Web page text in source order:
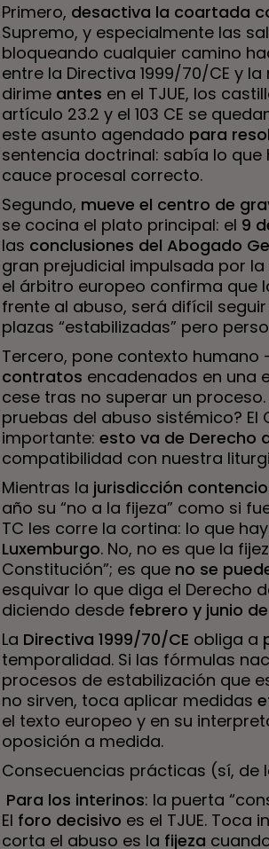
Primero, desactiva la coartada
Supremo, y especialmente las
bloqueando cualquier camino
entre la Directiva 1999/70/CE y
dirime antes en el TJUE, los
artículo 23.2 y el 103 CE se
este asunto agendado para
sentencia doctrinal: sabía lo
cauce procesal correcto.
Segundo, mueve el centro de
se cocina el plato principal: el 9
las conclusiones del Abogado
gran prejudicial impulsada por la
el árbitro europeo confirma que
frente al abuso, será difícil
plazas “estabilizadas” pero
Tercero, pone contexto
contratos encadenados en una
cese tras no superar un
pruebas del abuso sistémico?
importante: esto va de Derecho
compatibilidad con nuestra
Mientras la jurisdicción
año su “no a la fijeza” como si
TC les corre la cortina: lo que
Luxemburgo. No, no es que la
Constitución”; es que no se
esquivar lo que diga el Derecho
diciendo desde febrero y junio
La Directiva 1999/70/CE obliga a
temporalidad. Si las fórmulas
procesos de estabilización que
no sirven, toca aplicar medidas
el texto europeo y en su
oposición a medida.
Consecuencias prácticas (sí, de
Para los interinos: la puerta
El foro decisivo es el TJUE. Toca
corta el abuso es la fijeza